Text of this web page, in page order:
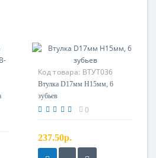
Код товара: ВТУТ036
Втулка D17мм H15мм, 6
зубьев
0
237.50р.